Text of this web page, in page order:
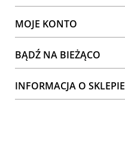
MOJE KONTO
BĄDŹ NA BIEŻĄCO
INFORMACJA O SKLEPIE